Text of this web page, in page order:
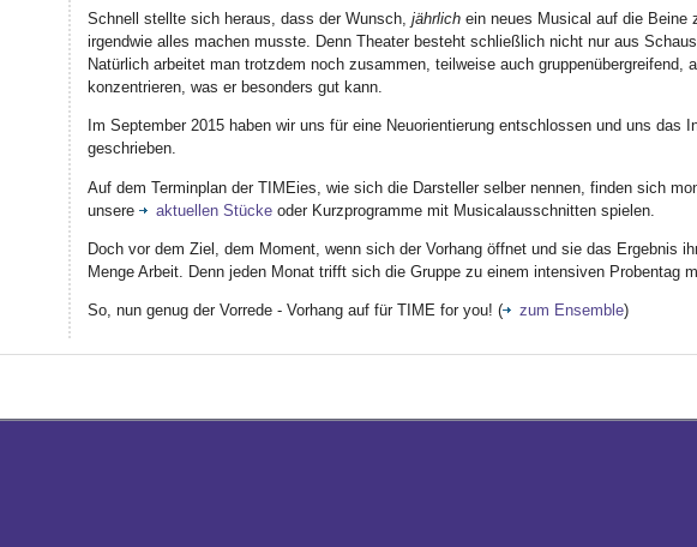
Schnell stellte sich heraus, dass der Wunsch, jährlichein neues Musical auf die Beine
irgendwie alles machen musste. Denn Theater besteht schließlich nicht nur aus
Natürlich arbeitet man trotzdem noch zusammen, teilweise auch gruppenübergreifend,
konzentrieren, was er besonders gut kann.
Im September 2015 haben wir uns für eine Neuorientierung entschlossen und uns das
geschrieben.
Auf dem Terminplan der TIMEies, wie sich die Darsteller selber nennen, finden sich
unsere
aktuellen Stückeoder Kurzprogramme mit Musicalausschnitten spielen.
Doch vor dem Ziel, dem Moment, wenn sich der Vorhang öffnet und sie das Ergebnis
Menge Arbeit. Denn jeden Monat trifft sich die Gruppe zu einem intensiven Probentag
So, nun genug der Vorrede - Vorhang auf für TIME for you! ( zum Ensemble)